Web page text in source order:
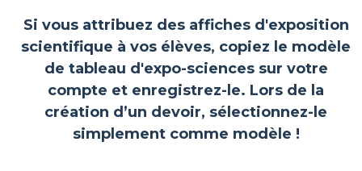
Si vous attribuez des affiches d'exposition
scientifique à vos élèves, copiez le modèle
de tableau d'expo-sciences sur votre
compte et enregistrez-le. Lors de la
création d’un devoir, sélectionnez-le
simplement comme modèle !